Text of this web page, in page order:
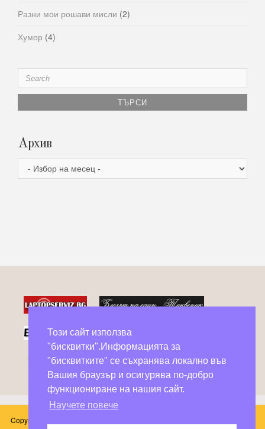
Разни мои рошави мисли (2)
Хумор (4)
Search
for:
Архив
Архив
Фейсбук групи в помощ на бездомни животни
Copyright © 2026 Блог Слънчоглед. Всички произведения, публикувани в
Този сайт използва
"бисквитки".Информацията за
"бисквитките" се съхранява локално във
Вашия браузър и осигурява по-добро
функциониране на нашия сайт.
Научете повече